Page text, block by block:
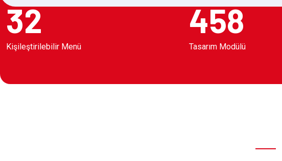
32
Kişileştirilebilir Menü
458
Tasarım Modülü